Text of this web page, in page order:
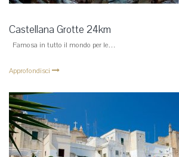
Castellana Grotte 24km
Famosa in tutto il mondo per le…
Approfondisci